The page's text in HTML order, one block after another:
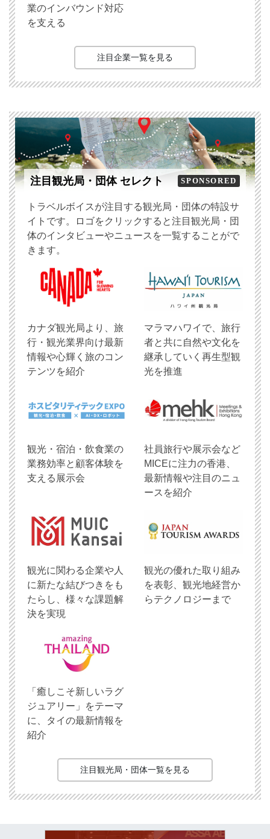
業のインバウンド対応
を支える
注目企業一覧を見る
注目観光局・団体 セレクト SPONSORED
トラベルボイスが注目する観光局・団体の特設サ
イトです。ロゴをクリックすると注目観光局・団
体のインタビューやニュースを一覧することがで
きます。
​カナダ観光局より、旅
行・観光業界向け最新
情報や心輝く旅のコン
テンツを紹介
マラマハワイで、旅行
者と共に自然や文化を
継承していく再生型観
光を推進
観光・宿泊・飲食業の
業務効率と顧客体験を
支える展示会
社員旅行や展示会など
MICEに注力の香港、
最新情報や注目のニュ
ースを紹介
観光に関わる企業や人
に新たな結びつきをも
たらし、様々な課題解
決を実現
観光の優れた取り組み
を表彰、観光地経営か
らテクノロジーまで
「癒しこそ新しいラグ
ジュアリー」をテーマ
に、タイの最新情報を
紹介
注目観光局・団体一覧を見る